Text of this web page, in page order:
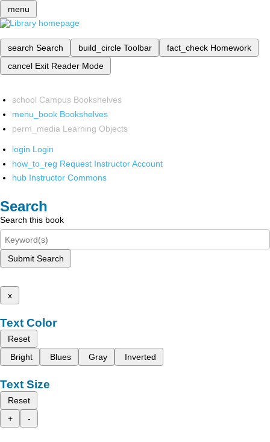
menu
search Search build_circle Toolbar fact_check Homework
cancel Exit Reader Mode
school Campus Bookshelves
menu_book Bookshelves
perm_media Learning Objects
login Login
how_to_reg Request Instructor Account
hub Instructor Commons
Search
Search this book
Submit Search
x
Text Color
Reset
Bright
Blues Gray Inverted
Text Size
Reset
+
-